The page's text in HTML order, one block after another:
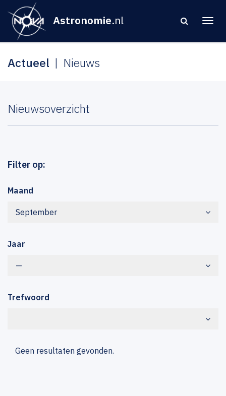
Astronomie.nl
Actueel Nieuws
Nieuwsoverzicht
Filter op:
Maand
September
Jaar
—
Trefwoord
Geen resultaten gevonden.